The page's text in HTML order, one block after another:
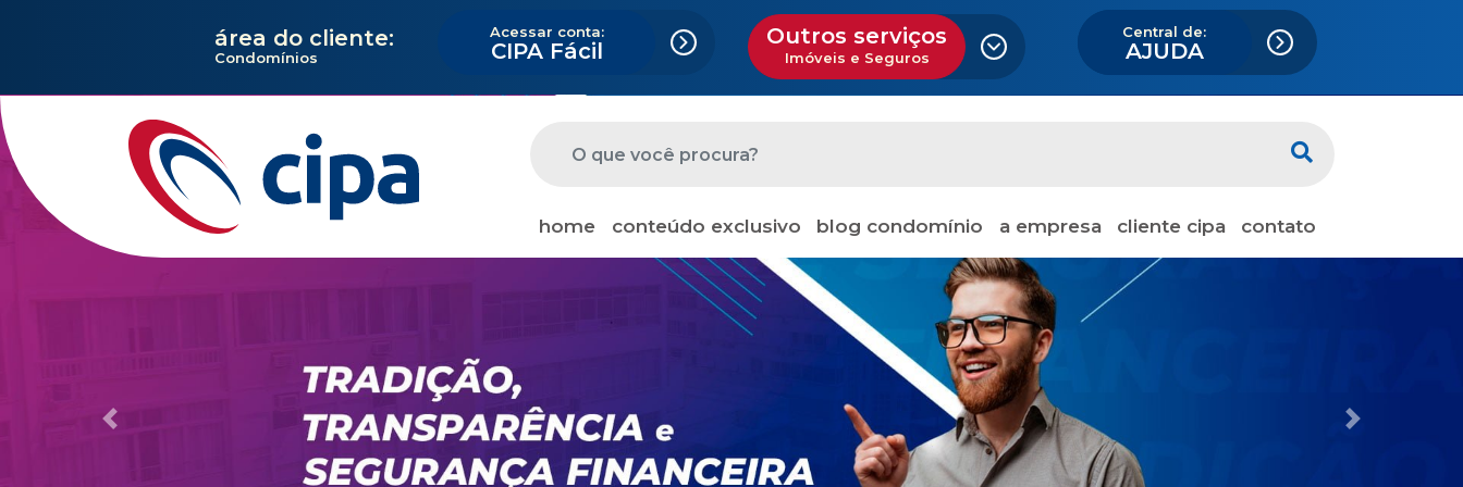
área do cliente:
Condomínios
Acessar conta:
CIPA Fácil
Outros serviços
Imóveis e Seguros
Central de:
AJUDA
home conteúdo exclusivo blog condomínio a empresa cliente cipa contato
Previous Next